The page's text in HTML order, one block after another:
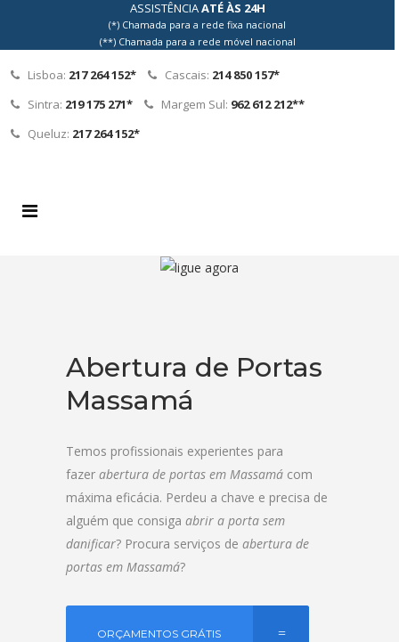
ASSISTÊNCIAATÉ ÀS 24H
(*) Chamada para a rede fixa nacional
(**) Chamada para a rede móvel nacional
Lisboa: 217 264 152* Cascais: 214 850 157*
Sintra: 219 175 271* Margem Sul: 962 612 212**
Queluz: 217 264 152*
Abertura de Portas
Massamá
Temos profissionais experientes para
fazer abertura de portas em Massamá com
máxima eficácia. Perdeu a chave e precisa de
alguém que consiga abrir a porta sem
danificar? Procura serviços de abertura de
portas em Massamá?
ORÇAMENTOS GRÁTIS